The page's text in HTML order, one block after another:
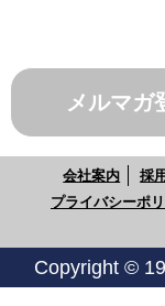
メルマガ
会社案内 採
プライバシーポ
Copyright ©